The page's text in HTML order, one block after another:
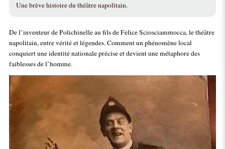
Une brève histoire du théâtre napolitain.
De l’inventeur de Polichinelle au fils de Felice Sciosciammocca, le théâtre
napolitain, entre vérité et légendes. Comment un phénomène local
conquiert une identité nationale précise et devient une métaphore des
faiblesses de l’homme.